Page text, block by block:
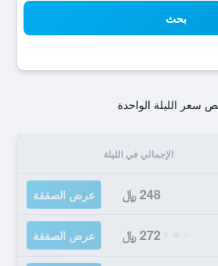
بحث
سعر الليلة الواحدة
الإجمالي في الليلة
248 ﷼ عرض الصفقة
272 ﷼ عرض الصفقة